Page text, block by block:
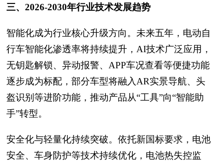
三、2026-2030年行业技术发展趋势
智能化成为行业核心升级方向。未来五年，电动自
行车智能化渗透率将持续提升，AI技术广泛应用，
无钥匙解锁、异动报警、APP车况查看等便捷功能
逐步成为标配，部分车型将融入AR实景导航、头
盔识别等进阶功能，推动产品从“工具”向“智能助
手”转型。
安全化与轻量化持续突破。依托新国标要求，电池
安全、车身防护等技术持续优化，电池热失控监